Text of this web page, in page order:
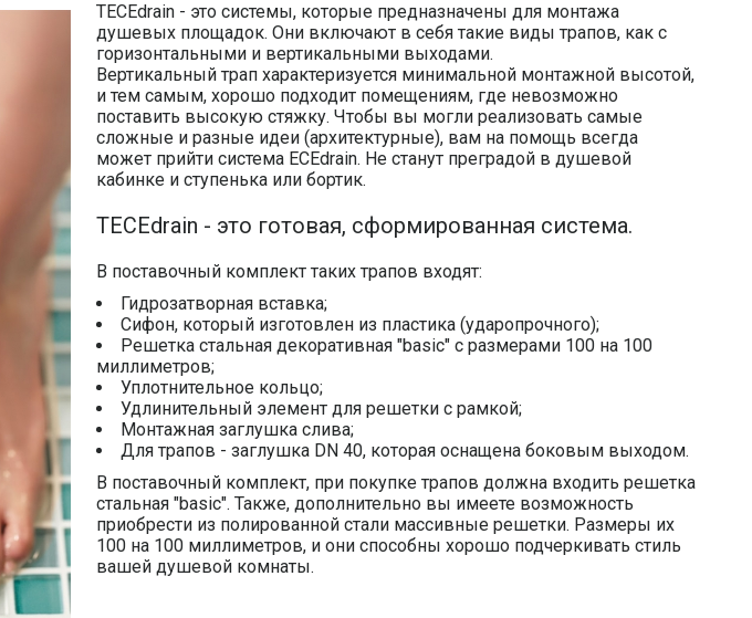
TECEdrain - это системы, которые предназначены для монтажа
душевых площадок. Они включают в себя такие виды трапов, как с
горизонтальными и вертикальными выходами.
Вертикальный трап характеризуется минимальной монтажной высотой,
и тем самым, хорошо подходит помещениям, где невозможно
поставить высокую стяжку. Чтобы вы могли реализовать самые
сложные и разные идеи (архитектурные), вам на помощь всегда
может прийти система ECEdrain. Не станут преградой в душевой
кабинке и ступенька или бортик.
TECEdrain - это готовая, сформированная система.
В поставочный комплект таких трапов входят:
Гидрозатворная вставка;
Сифон, который изготовлен из пластика (ударопрочного);
Решетка стальная декоративная "basic" с размерами 100 на 100
миллиметров;
Уплотнительное кольцо;
Удлинительный элемент для решетки с рамкой;
Монтажная заглушка слива;
Для трапов - заглушка DN 40, которая оснащена боковым выходом.
В поставочный комплект, при покупке трапов должна входить решетка
стальная "basic". Также, дополнительно вы имеете возможность
приобрести из полированной стали массивные решетки. Размеры их
100 на 100 миллиметров, и они способны хорошо подчеркивать стиль
вашей душевой комнаты.